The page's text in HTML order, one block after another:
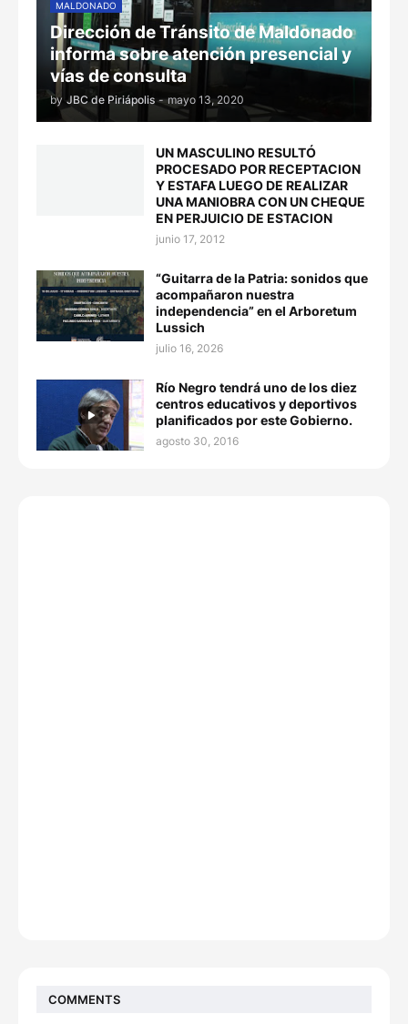
MALDONADO
Dirección de Tránsito de Maldonado
informa sobre atención presencial y
vías de consulta
by JBC de Piriápolis - mayo 13, 2020
UN MASCULINO RESULTÓ
PROCESADO POR RECEPTACION
Y ESTAFA LUEGO DE REALIZAR
UNA MANIOBRA CON UN CHEQUE
EN PERJUICIO DE ESTACION
junio 17, 2012
“Guitarra de la Patria: sonidos que
acompañaron nuestra
independencia” en el Arboretum
Lussich
julio 16, 2026
Río Negro tendrá uno de los diez
centros educativos y deportivos
planificados por este Gobierno.
agosto 30, 2016
COMMENTS